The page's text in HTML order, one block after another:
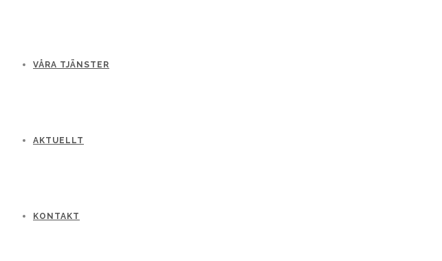
VÅRA TJÄNSTER
AKTUELLT
KONTAKT